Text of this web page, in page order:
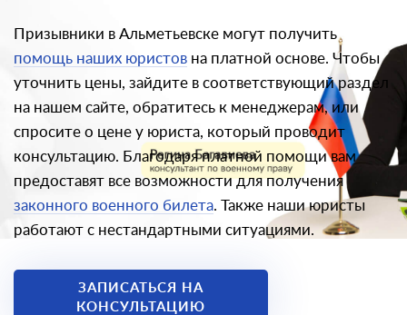
Призывники в Альметьевске могут получить
помощь наших юристов на платной основе. Чтобы
уточнить цены, зайдите в соответствующий раздел
на нашем сайте, обратитесь к менеджерам, или
спросите о цене у юриста, который проводит
консультацию. Благодаря платной помощи вам
предоставят все возможности для получения
законного военного билета. Также наши юристы
работают с нестандартными ситуациями.
ЗАПИСАТЬСЯ НА
КОНСУЛЬТАЦИЮ